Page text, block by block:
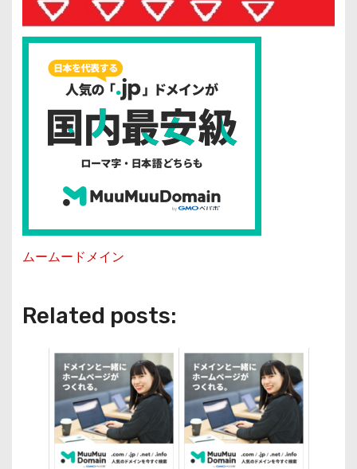
ムームードメイン
Related posts: